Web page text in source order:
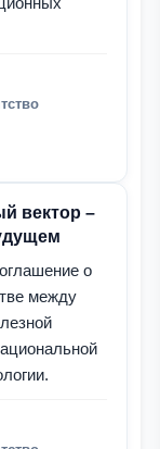
вектор –
о
между